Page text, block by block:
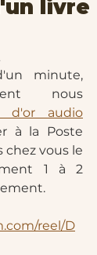
livre
minute,
nous
d'or audio
à la Poste
chez vous le
1 à 2
reel/D